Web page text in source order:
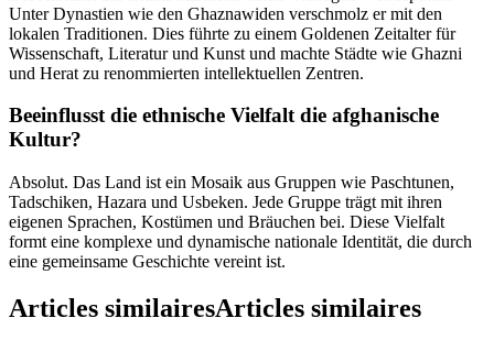
Unter Dynastien wie den Ghaznawiden verschmolz er mit den
lokalen Traditionen. Dies führte zu einem Goldenen Zeitalter für
Wissenschaft, Literatur und Kunst und machte Städte wie Ghazni
und Herat zu renommierten intellektuellen Zentren.
Beeinflusst die ethnische Vielfalt die afghanische
Kultur?
Absolut. Das Land ist ein Mosaik aus Gruppen wie Paschtunen,
Tadschiken, Hazara und Usbeken. Jede Gruppe trägt mit ihren
eigenen Sprachen, Kostümen und Bräuchen bei. Diese Vielfalt
formt eine komplexe und dynamische nationale Identität, die durch
eine gemeinsame Geschichte vereint ist.
Articles similairesArticles similaires